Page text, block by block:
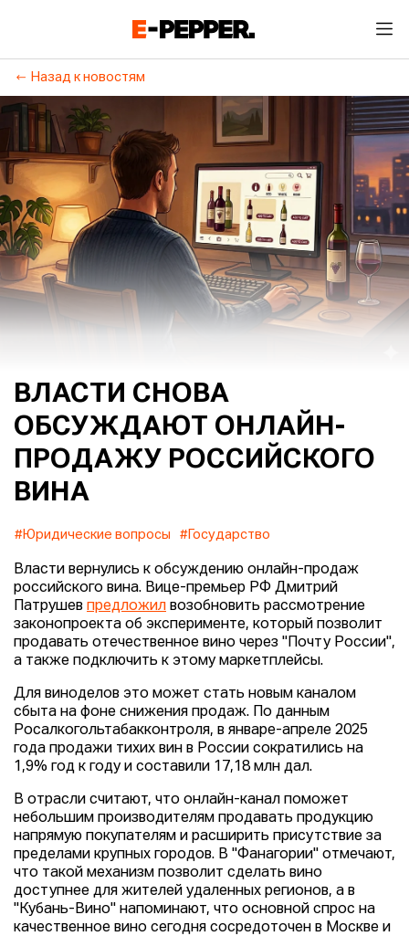
Назад к новостям
ВЛАСТИ СНОВА
ОБСУЖДАЮТ ОНЛАЙН-
ПРОДАЖУ РОССИЙСКОГО
ВИНА
#Юридические вопросы #Государство
Власти вернулись к обсуждению онлайн-продаж
российского вина. Вице-премьер РФ Дмитрий
Патрушев предложил возобновить рассмотрение
законопроекта об эксперименте, который позволит
продавать отечественное вино через "Почту России",
а также подключить к этому маркетплейсы.
Для виноделов это может стать новым каналом
сбыта на фоне снижения продаж. По данным
Росалкогольтабакконтроля, в январе-апреле 2025
года продажи тихих вин в России сократились на
1,9% год к году и составили 17,18 млн дал.
В отрасли считают, что онлайн-канал поможет
небольшим производителям продавать продукцию
напрямую покупателям и расширить присутствие за
пределами крупных городов. В "Фанагории" отмечают,
что такой механизм позволит сделать вино
доступнее для жителей удаленных регионов, а в
"Кубань-Вино" напоминают, что основной спрос на
качественное вино сегодня сосредоточен в Москве и